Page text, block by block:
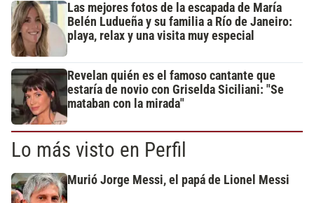
Las mejores fotos de la escapada de María
Belén Ludueña y su familia a Río de Janeiro:
playa, relax y una visita muy especial
Revelan quién es el famoso cantante que
estaría de novio con Griselda Siciliani: "Se
mataban con la mirada"
Lo más visto en Perfil
Murió Jorge Messi, el papá de Lionel Messi